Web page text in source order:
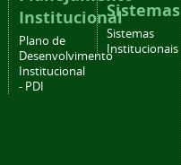
Institucional
Plano de
Desenvolvimento
Institucional
- PDI
Sistemas
Sistemas
Institucionais